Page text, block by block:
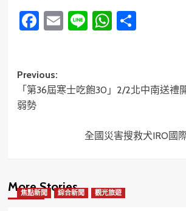
Facebook
Email
Line 分
Post
navigation
Previous:
「第36屆寒士吃飽30」2/2北中南送禮
弱勢
全國災害搜救犬IRO國
More Stories
焦點新聞 綜合新聞 觀光旅遊